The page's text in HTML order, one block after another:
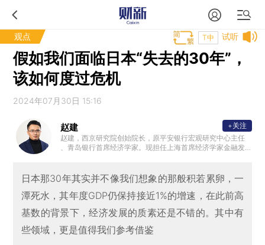
观点 试听
T中
假如我们面临日本“失去的30年”，
该如何度过危机
2024年07月30日 15:16
赵建
赵建，西京研究院创始院长，原平安银行宏观研究中心主任
、青岛银行首席经济学家。现担任上海首席经济学家金融发
师、研究员，CF40青年学者，中国银行、中银协、重庆银行
、长沙银行等特聘顾问。主持和参与国家社科基金重大和一
般项目多项，在《经济研究》、《金融研究》、《经济学动
0余篇，C刊40余篇，财经评论600余篇。出版专著《中国经
+关注
日本那30年其实并不像我们想象的那般积若累卵，一
潭死水，其年度GDP仍保持接近1%的增速，在此前高
基数的背景下，经济发展的质素还是不错的。其中有
些领域，更是值得我们参考借鉴